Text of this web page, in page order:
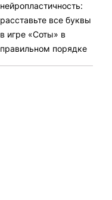
нейропластичность:
расставьте все буквы
в игре «Соты» в
правильном порядке